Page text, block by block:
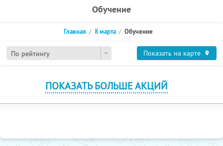
Обучение
По рейтингу
Главная 8 марта Обучение
Показать на карте
ПОКАЗАТЬ БОЛЬШЕ АКЦИЙ